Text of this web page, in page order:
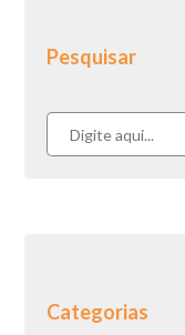
Pesquisar
Categorias